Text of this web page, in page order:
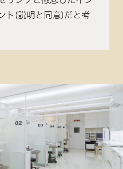
ト(説明と同意)だと考